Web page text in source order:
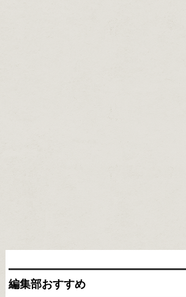
編集部おすすめ